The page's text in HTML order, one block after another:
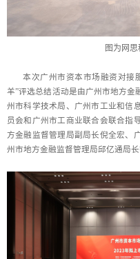
图为网
本次广州市资本市场融资对接
羊”评选总结活动是由广州市地方
州市科学技术局、广州市工业和信
员会和广州市工商业联合会联合指
方金融监督管理局副局长倪全宏、
州市地方金融监督管理局邱亿通局长